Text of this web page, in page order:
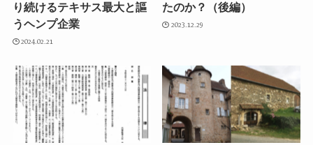
り続けるテキサス最大と謳
うヘンプ企業
2024.02.21
たのか？（後編）
2023.12.29